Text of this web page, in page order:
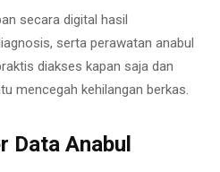
secara digital hasil
serta perawatan anabul
diakses kapan saja dan
mencegah kehilangan berkas.
Data Anabul